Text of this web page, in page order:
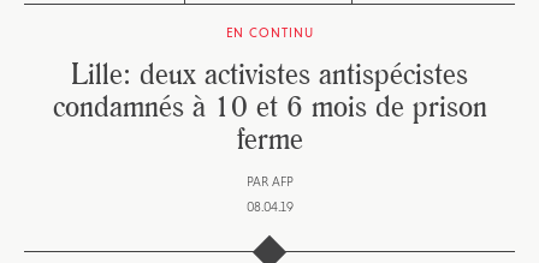
EN CONTINU
Lille: deux activistes antispécistes
condamnés à 10 et 6 mois de prison
ferme
PAR AFP
08.04.19